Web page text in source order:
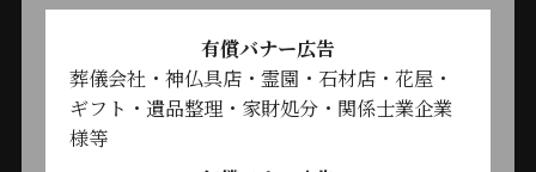
有償バナー広告
葬儀会社・神仏具店・霊園・石材店・花屋・
ギフト・遺品整理・家財処分・関係士業企業
様等